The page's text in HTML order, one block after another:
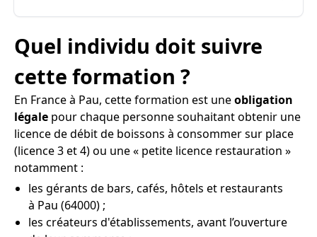
Quel individu doit suivre
cette formation ?
En France à Pau, cette formation est uneobligation
légale pour chaque personne souhaitant obtenir une
licence de débit de boissons à consommer sur place
(licence 3 et 4) ou une « petite licence restauration »
notamment :
les gérants de bars, cafés, hôtels et restaurants
à Pau (64000) ;
les créateurs d'établissements, avant l’ouverture